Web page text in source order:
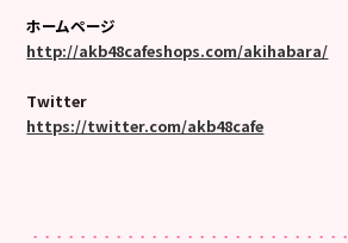
ホームページ
http://akb48cafeshops.com/akihabara/
Twitter
https://twitter.com/akb48cafe